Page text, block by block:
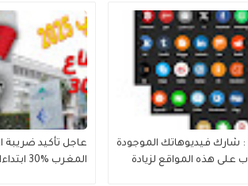
شارك فيديوهاتك الموجودة
على هذه المواقع لزيادة
عاجل تأكيد ضريبة
المغرب %30 ابتداءا من سنة 2025